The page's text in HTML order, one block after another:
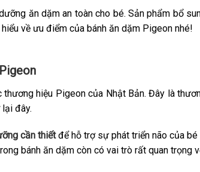
ăn dặm an toàn cho bé. Sản phẩm bổ
về ưu điểm của bánh ăn dặm Pigeon nhé!
hiệu Pigeon của Nhật Bản. Đây là
đây.
cần thiếtđể hỗ trợ sự phát triển não của
bánh ăn dặm còn có vai trò rất quan trọng